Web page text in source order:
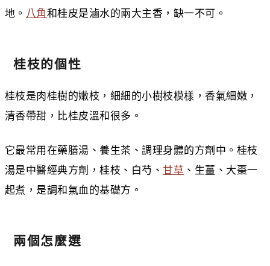
地。 八角和桂皮是滷水的兩大主香，缺一不可。
桂枝的個性
桂枝是肉桂樹的嫩枝，細細的小樹枝模樣，香氣細嫩，
清香帶甜，比桂皮溫和很多。
它最常用在藥膳湯、養生茶、調理身體的方劑中。桂枝
湯是中醫經典方劑，桂枝、白芍、甘草 、生薑、大棗一
起煮，是調和氣血的基礎方。
兩個怎麼選